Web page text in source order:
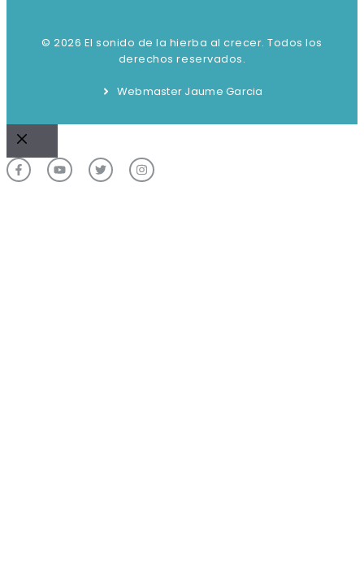
© 2026 El sonido de la hierba al crecer. Todos los
derechos reservados.
Webmaster Jaume Garcia
Cerrar